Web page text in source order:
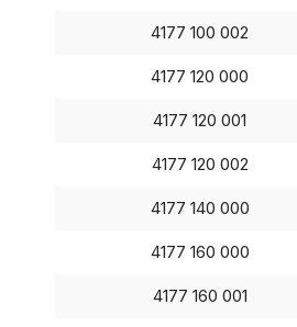
4177 100 002
4177 120 000
4177 120 001
4177 120 002
4177 140 000
4177 160 000
4177 160 001